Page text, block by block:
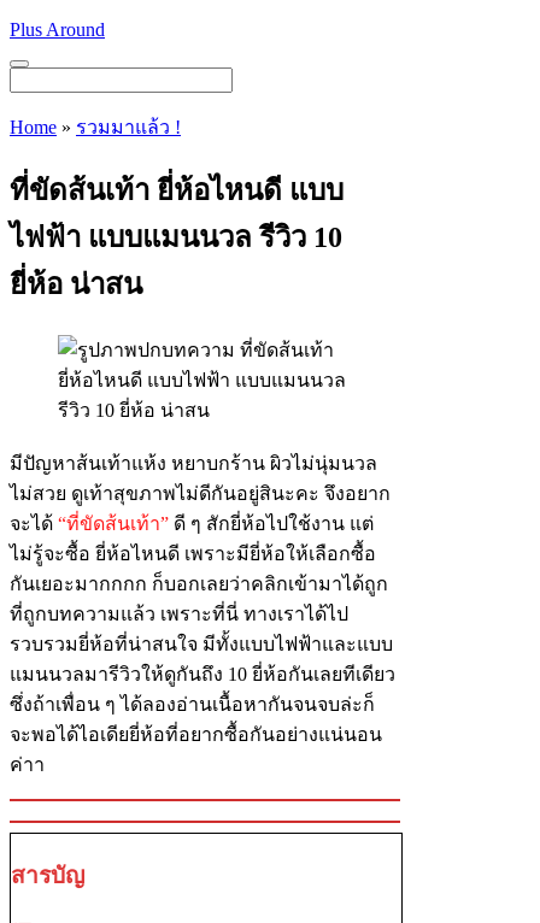
Skip
content
Plus Around
Menu
Home » รวมมาแล้ว !
ที่ขัดส้นเท้า ยี่ห้อไหนดี แบบ
ไฟฟ้า แบบแมนนวล รีวิว 10
ยี่ห้อ น่าสน
มีปัญหาส้นเท้าแห้ง หยาบกร้าน ผิวไม่นุ่มนวล
ไม่สวย ดูเท้าสุขภาพไม่ดีกันอยู่สินะคะ จึงอยาก
จะได้ “ที่ขัดส้นเท้า” ดี ๆ สักยี่ห้อไปใช้งาน แต่
ไม่รู้จะซื้อ ยี่ห้อไหนดี เพราะมียี่ห้อให้เลือกซื้อ
กันเยอะมากกกก ก็บอกเลยว่าคลิกเข้ามาได้ถูก
ที่ถูกบทความแล้ว เพราะที่นี่ ทางเราได้ไป
รวบรวมยี่ห้อที่น่าสนใจ มีทั้งแบบไฟฟ้าและแบบ
แมนนวลมารีวิวให้ดูกันถึง 10 ยี่ห้อกันเลยทีเดียว
ซึ่งถ้าเพื่อน ๆ ได้ลองอ่านเนื้อหากันจนจบล่ะก็
จะพอได้ไอเดียยี่ห้อที่อยากซื้อกันอย่างแน่นอน
ค่าา
สารบัญ